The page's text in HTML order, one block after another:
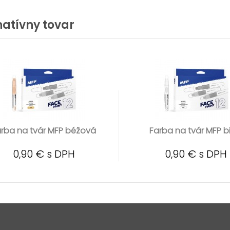
tovar
na tvár MFP béžová
0,90 € s DPH
Farba na tvár MFP
0,90 € s DPH